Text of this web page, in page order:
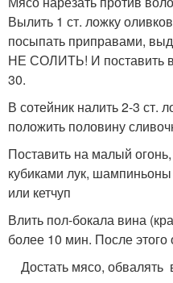
Вылить 1 ст. ложку
посыпать приправами,
НЕ СОЛИТЬ! И поставить
30.
В сотейник налить 2-3 ст.
положить половину
Поставить на малый
кубиками лук,
или кетчуп
Влить пол-бокала вина
более 10 мин. После этого
Достать мясо, обвалять